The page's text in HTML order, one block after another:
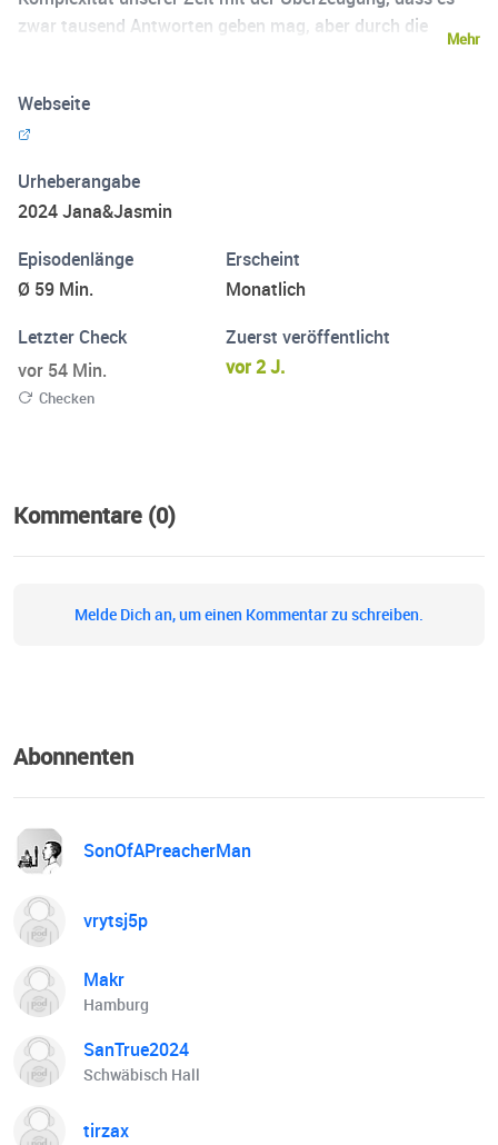
zwar tausend Antworten geben mag, aber durch die
Mehr
Webseite
Urheberangabe
2024 Jana&Jasmin
Episodenlänge
Ø 59 Min.
Erscheint
Monatlich
Letzter Check
vor 54 Min.
Checken
Zuerst veröffentlicht
vor 2 J.
Kommentare (0)
Melde Dich an, um einen Kommentar zu schreiben.
Abonnenten
SonOfAPreacherMan
vrytsj5p
Makr
Hamburg
SanTrue2024
Schwäbisch Hall
tirzax